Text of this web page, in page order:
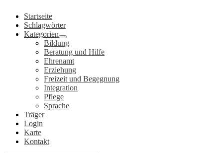
Inhalt
springen
Startseite
Schlagwörter
Kategorien
Bildung
Beratung und Hilfe
Ehrenamt
Erziehung
Freizeit und Begegnung
Integration
Pflege
Sprache
Träger
Login
Karte
Kontakt